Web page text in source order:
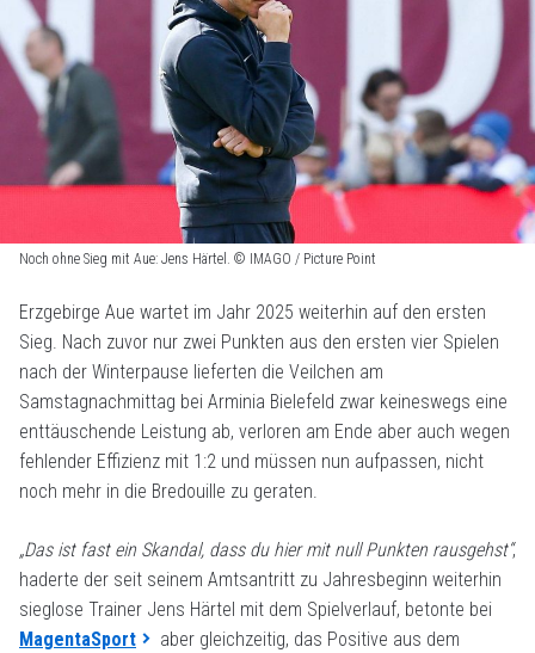
Noch ohne Sieg mit Aue: Jens Härtel. © IMAGO / Picture Point
Erzgebirge Aue wartet im Jahr 2025 weiterhin auf den ersten
Sieg. Nach zuvor nur zwei Punkten aus den ersten vier Spielen
nach der Winterpause lieferten die Veilchen am
Samstagnachmittag bei Arminia Bielefeld zwar keineswegs eine
enttäuschende Leistung ab, verloren am Ende aber auch wegen
fehlender Effizienz mit 1:2 und müssen nun aufpassen, nicht
noch mehr in die Bredouille zu geraten.
„Das ist fast ein Skandal, dass du hier mit null Punkten rausgehst“,
haderte der seit seinem Amtsantritt zu Jahresbeginn weiterhin
sieglose Trainer Jens Härtel mit dem Spielverlauf, betonte bei
MagentaSport
aber gleichzeitig, das Positive aus dem